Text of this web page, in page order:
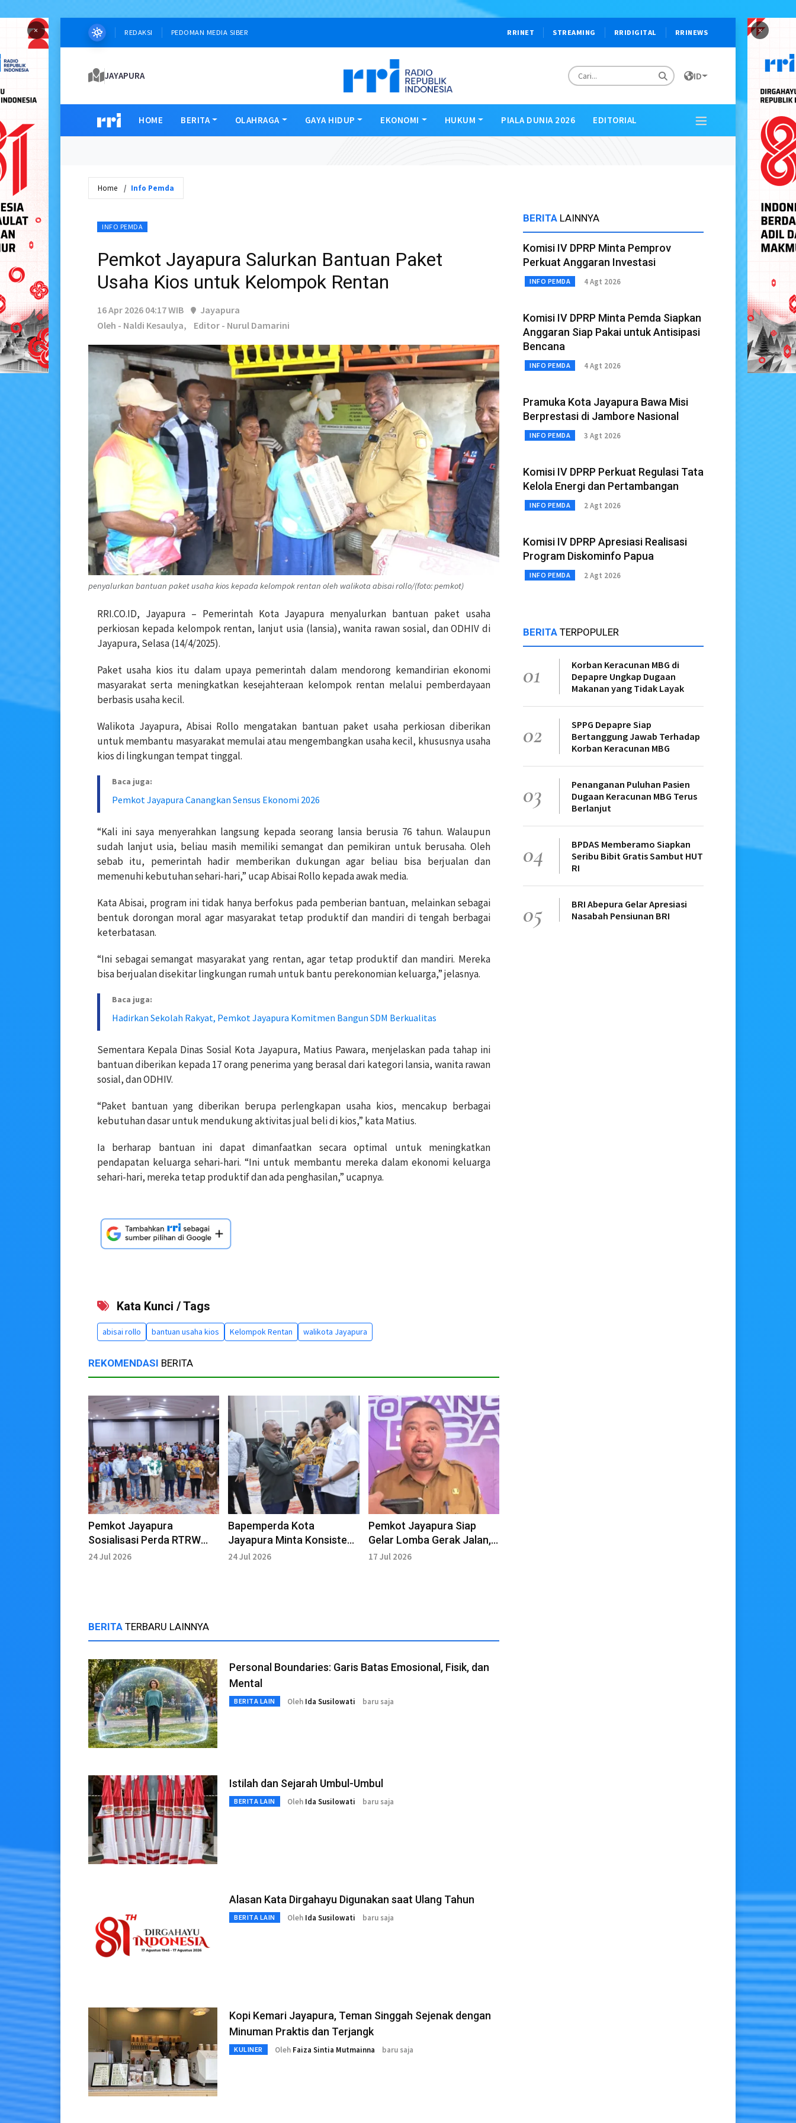
× ×
REDAKSI PEDOMAN MEDIA SIBER RRINET STREAMING RRIDIGITAL RRINEWS
JAYAPURA ID
HOME BERITA OLAHRAGA GAYA HIDUP EKONOMI HUKUM PIALA DUNIA 2026 EDITORIAL
Home Info Pemda
INFO PEMDA
Pemkot Jayapura Salurkan Bantuan Paket
Usaha Kios untuk Kelompok Rentan
16 Apr 2026 04:17 WIB
Jayapura
Oleh - Naldi Kesaulya,
Editor - Nurul Damarini
penyalurkan bantuan paket usaha kios kepada kelompok rentan oleh walikota abisai rollo/(foto: pemkot)
RRI.CO.ID, Jayapura – Pemerintah Kota Jayapura menyalurkan bantuan paket usaha
perkiosan kepada kelompok rentan, lanjut usia (lansia), wanita rawan sosial, dan ODHIV di
Jayapura, Selasa (14/4/2025).
Paket usaha kios itu dalam upaya pemerintah dalam mendorong kemandirian ekonomi
masyarakat serta meningkatkan kesejahteraan kelompok rentan melalui pemberdayaan
berbasis usaha kecil.
Walikota Jayapura, Abisai Rollo mengatakan bantuan paket usaha perkiosan diberikan
untuk membantu masyarakat memulai atau mengembangkan usaha kecil, khususnya usaha
kios di lingkungan tempat tinggal.
Baca juga:
Pemkot Jayapura Canangkan Sensus Ekonomi 2026
“Kali ini saya menyerahkan langsung kepada seorang lansia berusia 76 tahun. Walaupun
sudah lanjut usia, beliau masih memiliki semangat dan pemikiran untuk berusaha. Oleh
sebab itu, pemerintah hadir memberikan dukungan agar beliau bisa berjualan dan
memenuhi kebutuhan sehari-hari,” ucap Abisai Rollo kepada awak media.
Kata Abisai, program ini tidak hanya berfokus pada pemberian bantuan, melainkan sebagai
bentuk dorongan moral agar masyarakat tetap produktif dan mandiri di tengah berbagai
keterbatasan.
“Ini sebagai semangat masyarakat yang rentan, agar tetap produktif dan mandiri. Mereka
bisa berjualan disekitar lingkungan rumah untuk bantu perekonomian keluarga,” jelasnya.
Baca juga:
Hadirkan Sekolah Rakyat, Pemkot Jayapura Komitmen Bangun SDM Berkualitas
Sementara Kepala Dinas Sosial Kota Jayapura, Matius Pawara, menjelaskan pada tahap ini
bantuan diberikan kepada 17 orang penerima yang berasal dari kategori lansia, wanita rawan
sosial, dan ODHIV.
“Paket bantuan yang diberikan berupa perlengkapan usaha kios, mencakup berbagai
kebutuhan dasar untuk mendukung aktivitas jual beli di kios,” kata Matius.
Ia berharap bantuan ini dapat dimanfaatkan secara optimal untuk meningkatkan
pendapatan keluarga sehari-hari. “Ini untuk membantu mereka dalam ekonomi keluarga
sehari-hari, mereka tetap produktif dan ada penghasilan,” ucapnya.
Kata Kunci / Tags
abisai rollo bantuan usaha kios Kelompok Rentan walikota Jayapura
REKOMENDASI BERITA
Pemkot Jayapura
Sosialisasi Perda RTRW
Terbaru Nomor 1 Tahun
24 Jul 2026
Bapemperda Kota
Jayapura Minta Konsisten
Jalankan Perda RTRW
24 Jul 2026
Pemkot Jayapura Siap
Gelar Lomba Gerak Jalan,
Pendaftaran Mulai 28 Juli
17 Jul 2026
BERITA TERBARU LAINNYA
Personal Boundaries: Garis Batas Emosional, Fisik, dan
Mental
BERITA LAIN Oleh Ida Susilowati baru saja
Istilah dan Sejarah Umbul-Umbul
BERITA LAIN Oleh Ida Susilowati baru saja
Alasan Kata Dirgahayu Digunakan saat Ulang Tahun
BERITA LAIN Oleh Ida Susilowati baru saja
Kopi Kemari Jayapura, Teman Singgah Sejenak dengan
Minuman Praktis dan Terjangk
KULINER Oleh Faiza Sintia Mutmainna baru saja
BERITA LAINNYA
Komisi IV DPRP Minta Pemprov
Perkuat Anggaran Investasi
INFO PEMDA 4 Agt 2026
Komisi IV DPRP Minta Pemda Siapkan
Anggaran Siap Pakai untuk Antisipasi
Bencana
INFO PEMDA 4 Agt 2026
Pramuka Kota Jayapura Bawa Misi
Berprestasi di Jambore Nasional
INFO PEMDA 3 Agt 2026
Komisi IV DPRP Perkuat Regulasi Tata
Kelola Energi dan Pertambangan
INFO PEMDA 2 Agt 2026
Komisi IV DPRP Apresiasi Realisasi
Program Diskominfo Papua
INFO PEMDA 2 Agt 2026
BERITA TERPOPULER
01
Korban Keracunan MBG di
Depapre Ungkap Dugaan
Makanan yang Tidak Layak
02
SPPG Depapre Siap
Bertanggung Jawab Terhadap
Korban Keracunan MBG
03
Penanganan Puluhan Pasien
Dugaan Keracunan MBG Terus
Berlanjut
04
BPDAS Memberamo Siapkan
Seribu Bibit Gratis Sambut HUT
RI
05
BRI Abepura Gelar Apresiasi
Nasabah Pensiunan BRI